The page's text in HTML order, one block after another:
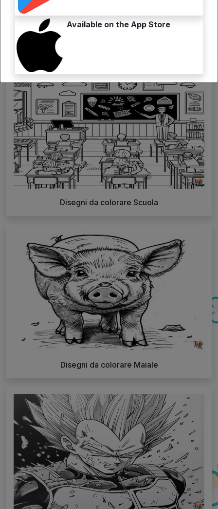
Disegni da colorare Vulcano
Disegni da colorare Scuola
Disegni da colorare Maiale
Available on the App Store